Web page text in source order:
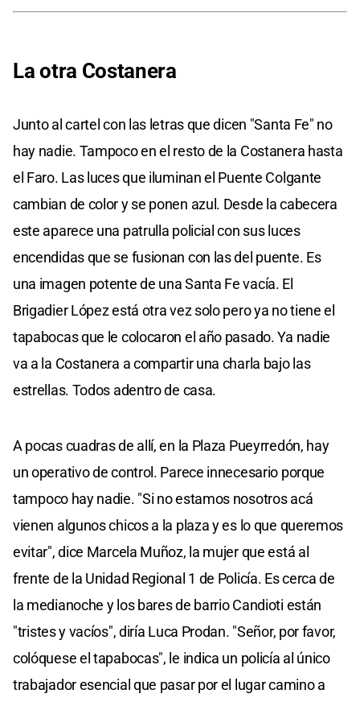
La otra Costanera
Junto al cartel con las letras que dicen "Santa Fe" no
hay nadie. Tampoco en el resto de la Costanera hasta
el Faro. Las luces que iluminan el Puente Colgante
cambian de color y se ponen azul. Desde la cabecera
este aparece una patrulla policial con sus luces
encendidas que se fusionan con las del puente. Es
una imagen potente de una Santa Fe vacía. El
Brigadier López está otra vez solo pero ya no tiene el
tapabocas que le colocaron el año pasado. Ya nadie
va a la Costanera a compartir una charla bajo las
estrellas. Todos adentro de casa.
A pocas cuadras de allí, en la Plaza Pueyrredón, hay
un operativo de control. Parece innecesario porque
tampoco hay nadie. "Si no estamos nosotros acá
vienen algunos chicos a la plaza y es lo que queremos
evitar", dice Marcela Muñoz, la mujer que está al
frente de la Unidad Regional 1 de Policía. Es cerca de
la medianoche y los bares de barrio Candioti están
"tristes y vacíos", diría Luca Prodan. "Señor, por favor,
colóquese el tapabocas", le indica un policía al único
trabajador esencial que pasar por el lugar camino a